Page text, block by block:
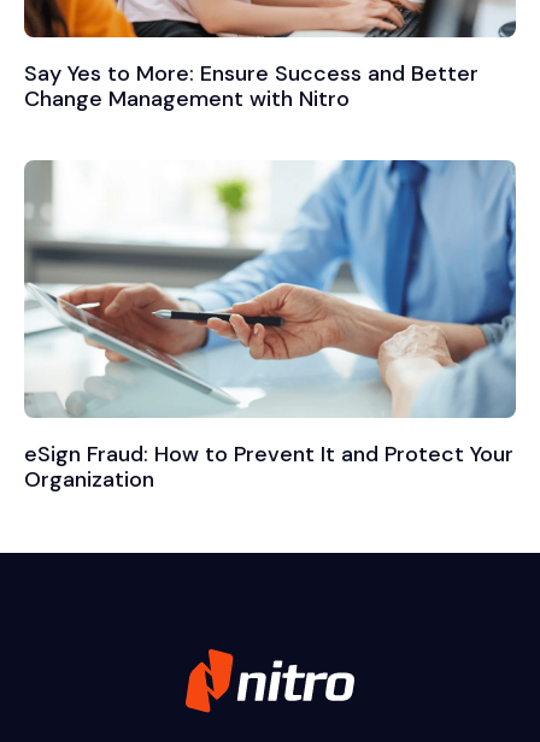
Say Yes to More: Ensure Success and Better
Change Management with Nitro
eSign Fraud: How to Prevent It and Protect Your
Organization